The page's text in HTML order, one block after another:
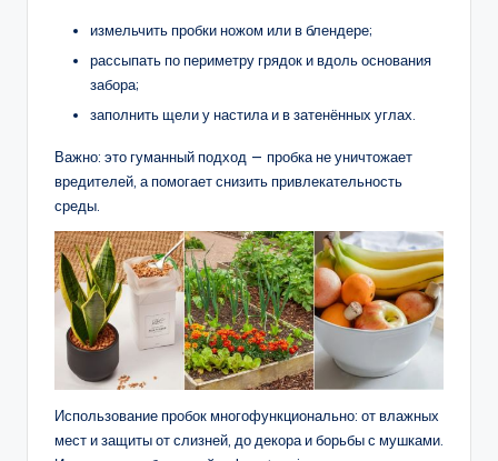
измельчить пробки ножом или в блендере;
рассыпать по периметру грядок и вдоль основания
забора;
заполнить щели у настила и в затенённых углах.
Важно: это гуманный подход — пробка не уничтожает
вредителей, а помогает снизить привлекательность
среды.
Использование пробок многофункционально: от влажных
мест и защиты от слизней, до декора и борьбы с мушками.